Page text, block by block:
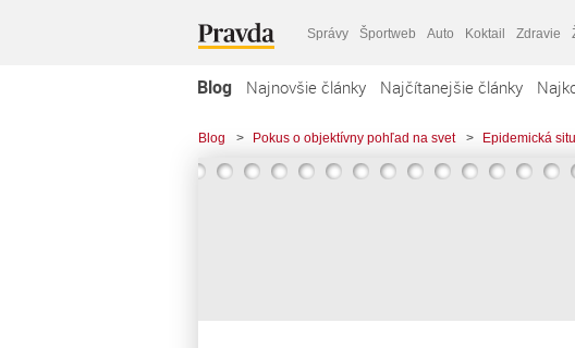
Správy Športweb Auto Koktail Zdravie
Blog Najnovšie články Najčítanejšie články
Blog > Pokus o objektívny pohľad na svet > Epidemická